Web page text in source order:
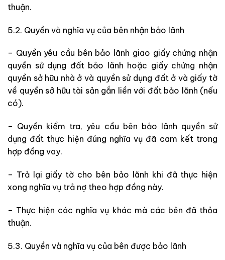
thuận.
5.2. Quyền và nghĩa vụ của bên nhận bảo lãnh
– Quyền yêu cầu bên bảo lãnh giao giấy chứng nhận
quyền sử dụng đất bảo lãnh hoặc giấy chứng nhận
quyền sở hữu nhà ở và quyền sử dụng đất ở và giấy tờ
về quyền sở hữu tài sản gắn liền với đất bảo lãnh (nếu
có).
– Quyền kiểm tra, yêu cầu bên bảo lãnh quyền sử
dụng đất thực hiện đúng nghĩa vụ đã cam kết trong
hợp đồng vay.
– Trả lại giấy tờ cho bên bảo lãnh khi đã thực hiện
xong nghĩa vụ trả nợ theo hợp đồng này.
– Thực hiện các nghĩa vụ khác mà các bên đã thỏa
thuận.
5.3. Quyền và nghĩa vụ của bên được bảo lãnh